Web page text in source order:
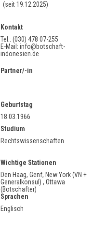
(seit 19.12.2025)
Kontakt
Tel.: (030) 478 07-255
E-Mail: ​info@botschaft-
indonesien.de
Partner/-in
Geburtstag
18.03.1966
Studium
Rechtswissenschaften
Wichtige Stationen
Den Haag, Genf, New York (VN +
Generalkonsul) , Ottawa
(Botschafter)
Sprachen
Englisch